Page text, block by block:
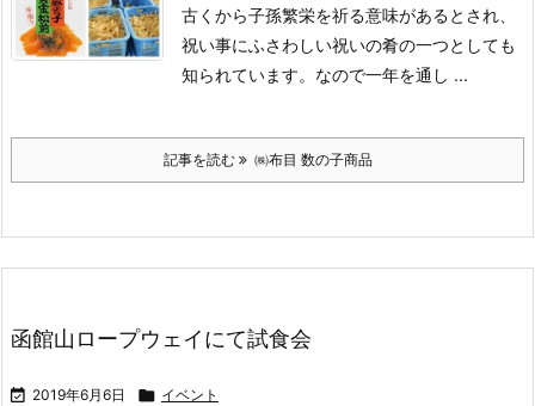
古くから子孫繁栄を祈る意味があるとされ、
祝い事にふさわしい祝いの肴の一つとしても
知られています。 なので一年を通し ...
記事を読む ㈱布目 数の子商品
函館山ロープウェイにて試食会
 2019年6月6日  イベント